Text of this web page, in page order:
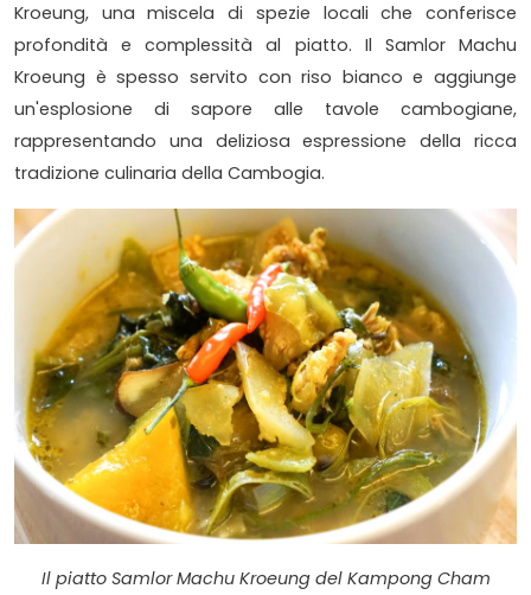
Kroeung, una miscela di spezie locali che conferisce
profondità e complessità al piatto. Il Samlor Machu
Kroeung è spesso servito con riso bianco e aggiunge
un'esplosione di sapore alle tavole cambogiane,
rappresentando una deliziosa espressione della ricca
tradizione culinaria della Cambogia.
Il piatto Samlor Machu Kroeung del Kampong Cham